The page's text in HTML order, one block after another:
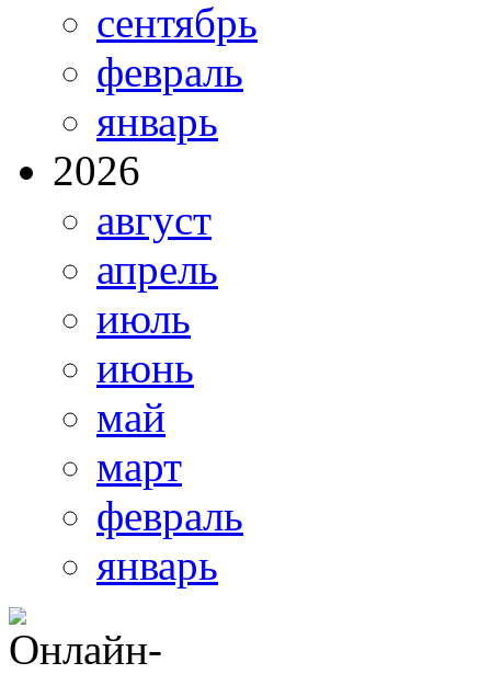
сентябрь
февраль
январь
2026
август
апрель
июль
июнь
май
март
февраль
январь